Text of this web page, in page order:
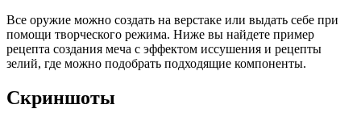
Все оружие можно создать на верстаке или выдать себе при
помощи творческого режима. Ниже вы найдете пример
рецепта создания меча с эффектом иссушения и рецепты
зелий, где можно подобрать подходящие компоненты.
Скриншоты